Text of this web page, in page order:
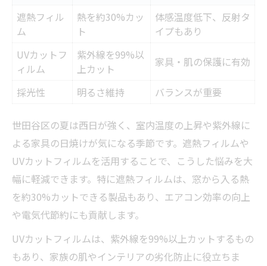
遮熱フィル
ム
熱を約30%カッ
ト
体感温度低下、反射タ
イプもあり
UVカットフ
ィルム
紫外線を99%以
上カット
家具・肌の保護に有効
採光性 明るさ維持 バランスが重要
世田谷区の夏は西日が強く、室内温度の上昇や紫外線に
よる家具の日焼けが気になる季節です。遮熱フィルムや
UVカットフィルムを活用することで、こうした悩みを大
幅に軽減できます。特に遮熱フィルムは、窓から入る熱
を約30%カットできる製品もあり、エアコン効率の向上
や電気代節約にも貢献します。
UVカットフィルムは、紫外線を99%以上カットするもの
もあり、家族の肌やインテリアの劣化防止に役立ちま